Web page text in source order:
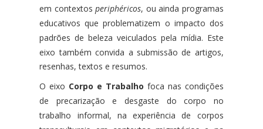
em contextosperiphéricos, ou ainda programas
educativos que problematizem o impacto dos
padrões de beleza veiculados pela mídia. Este
eixo também convida a submissão de artigos,
resenhas, textos e resumos.
O eixo Corpo e Trabalho foca nas condições
de precarização e desgaste do corpo no
trabalho informal, na experiência de corpos